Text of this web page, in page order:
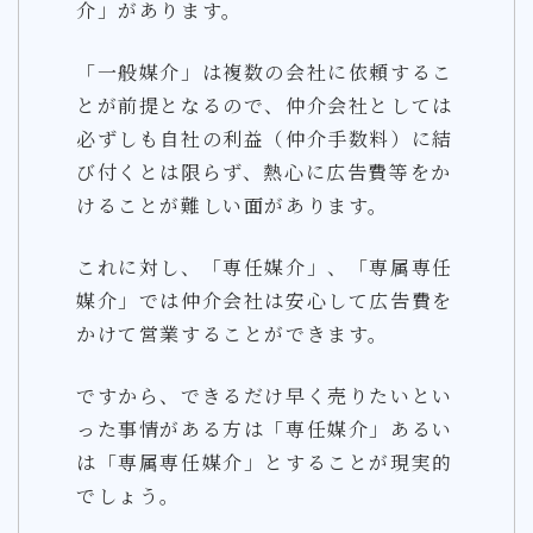
介」があります。
「一般媒介」は複数の会社に依頼するこ
とが前提となるので、仲介会社としては
必ずしも自社の利益（仲介手数料）に結
び付くとは限らず、熱心に広告費等をか
けることが難しい面があります。
これに対し、「専任媒介」、「専属専任
媒介」では仲介会社は安心して広告費を
かけて営業することができます。
ですから、できるだけ早く売りたいとい
った事情がある方は「専任媒介」あるい
は「専属専任媒介」とすることが現実的
でしょう。